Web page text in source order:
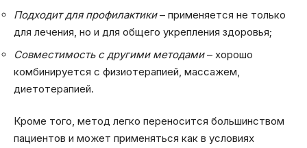
Подходит для профилактики– применяется не только
для лечения, но и для общего укрепления здоровья;
Совместимость с другими методами– хорошо
комбинируется с физиотерапией, массажем,
диетотерапией.
Кроме того, метод легко переносится большинством
пациентов и может применяться как в условиях